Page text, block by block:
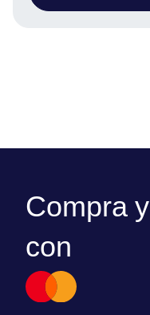
Compra
con